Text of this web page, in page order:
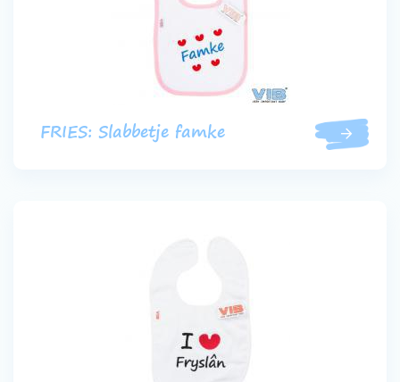
FRIES: Slabbetje famke